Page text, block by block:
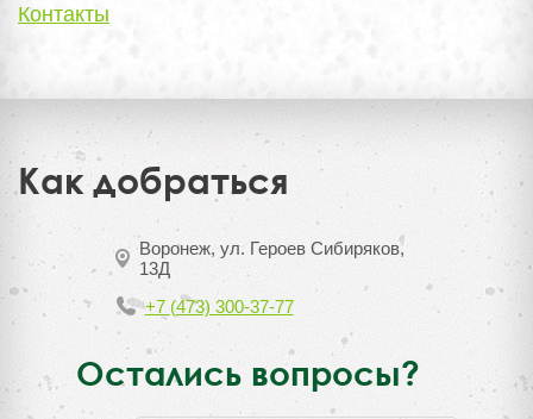
Контакты
Как добраться
Воронеж, ул. Героев Сибиряков,
13Д
+7 (473) 300-37-77
Остались вопросы?